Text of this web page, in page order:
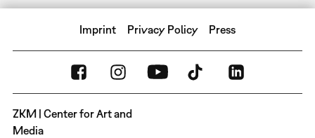
Imprint Privacy Policy Press
ZKM | Center for Art and
Media